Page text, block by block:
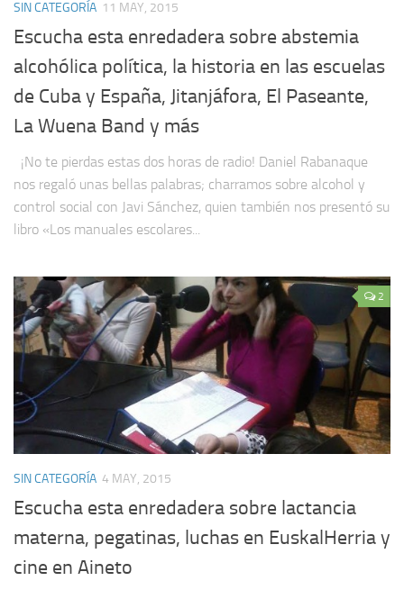
SIN CATEGORÍA 11 MAY, 2015
Escucha esta enredadera sobre abstemia
alcohólica política, la historia en las escuelas
de Cuba y España, Jitanjáfora, El Paseante,
La Wuena Band y más
¡No te pierdas estas dos horas de radio! Daniel Rabanaque
nos regaló unas bellas palabras; charramos sobre alcohol y
control social con Javi Sánchez, quien también nos presentó su
libro «Los manuales escolares...
2
SIN CATEGORÍA 4 MAY, 2015
Escucha esta enredadera sobre lactancia
materna, pegatinas, luchas en EuskalHerria y
cine en Aineto